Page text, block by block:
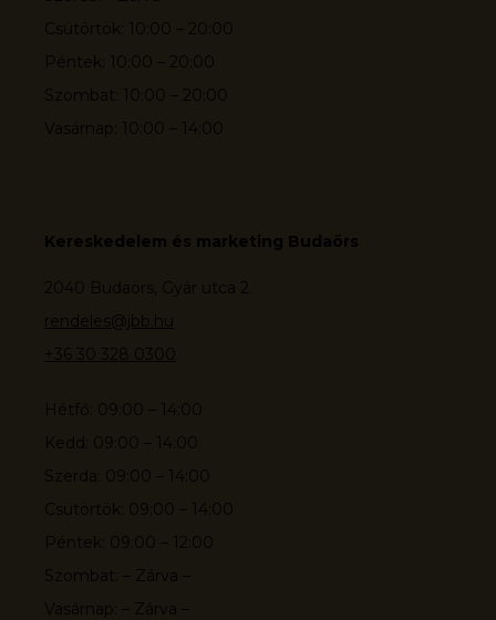
Csütörtök: 10:00 – 20:00
Péntek: 10:00 – 20:00
Szombat: 10:00 – 20:00
Vasárnap: 10:00 – 14:00
Kereskedelem és marketing Budaörs
2040 Budaörs, Gyár utca 2.
rendeles@jbb.hu
+36 30 328 0300
Hétfő: 09:00 – 14:00
Kedd: 09:00 – 14:00
Szerda: 09:00 – 14:00
Csütörtök: 09:00 – 14:00
Péntek: 09:00 – 12:00
Szombat: – Zárva –
Vasárnap: – Zárva –